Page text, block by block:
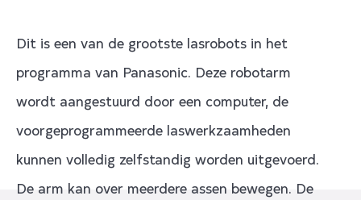
Dit is een van de grootste lasrobots in het
programma van Panasonic. Deze robotarm
wordt aangestuurd door een computer, de
voorgeprogrammeerde laswerkzaamheden
kunnen volledig zelfstandig worden uitgevoerd.
De arm kan over meerdere assen bewegen. De